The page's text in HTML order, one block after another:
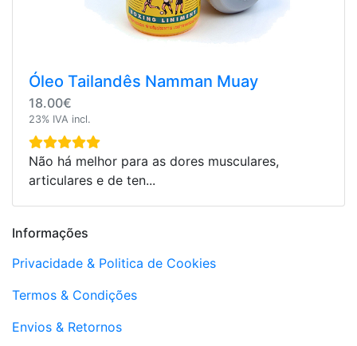
Óleo Tailandês Namman Muay
18.00€
23% IVA incl.
Não há melhor para as dores musculares,
articulares e de ten...
Informações
Privacidade & Politica de Cookies
Termos & Condições
Envios & Retornos